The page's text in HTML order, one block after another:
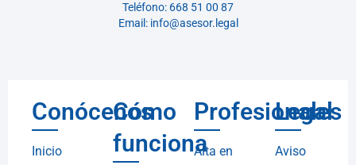
Teléfono: 668 51 00 87
Email: info@asesor.legal
Conócenos
Inicio
Cómo
funciona
Profesionales
Alta en
Legal
Aviso